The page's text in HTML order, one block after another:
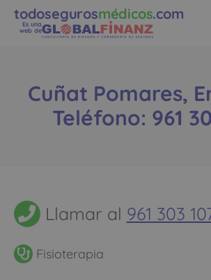
todosegurosmédicos.com
Es una
web de
Cuñat Pomares,
Teléfono: 961
Llamar al 961 303
Fisioterapia